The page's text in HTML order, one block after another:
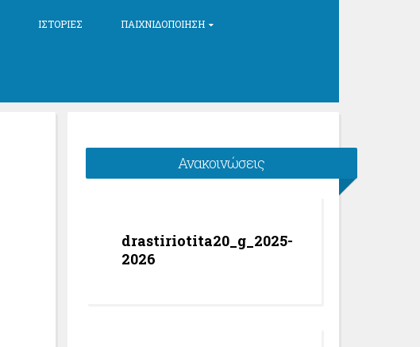
ΙΣΤΟΡΊΕΣ ΠΑΙΧΝΙΔΟΠΟΊΗΣΗ
Ανακοινώσεις
drastiriotita20_g_2025-
2026